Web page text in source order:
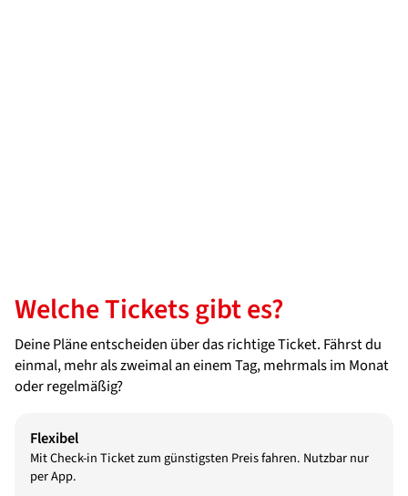
Welche Tickets gibt es?
Deine Pläne entscheiden über das richtige Ticket. Fährst du
einmal, mehr als zweimal an einem Tag, mehrmals im Monat
oder regelmäßig?
Flexibel
Mit Check-in Ticket zum günstigsten Preis fahren. Nutzbar nur
per App.